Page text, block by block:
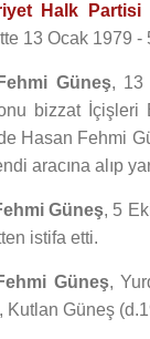
Halk Partisi
13 Ocak 1979 -
Güneş, 13
bizzat İçişleri
Hasan Fehmi
aracına alıp
Güneş, 5
istifa etti.
Güneş,
Kutlan Güneş